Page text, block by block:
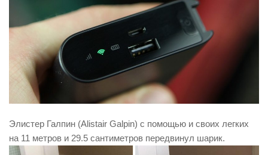
Элистер Галпин (Alistair Galpin) с помощью и своих легких
на 11 метров и 29.5 сантиметров передвинул шарик.